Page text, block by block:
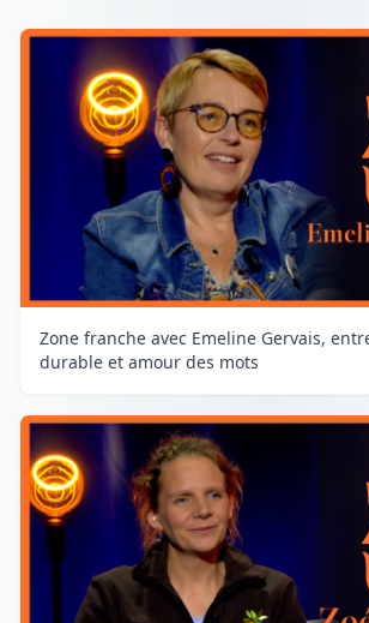
Zone franche avec Emeline Gervais,
durable et amour des mots